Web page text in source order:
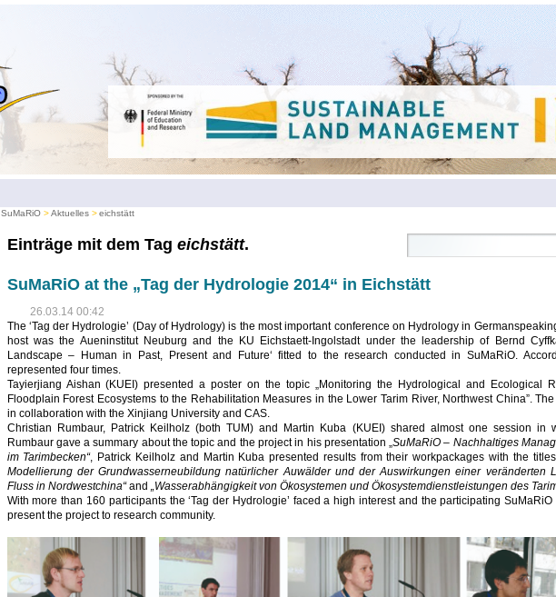
SuMaRiO Aktuelles eichstätt
Einträge mit dem Tag eichstätt.
SuMaRiO at the „Tag der Hydrologie 2014“ in Eichstätt
26.03.14 00:42
The ‘Tag der Hydrologie’ (Day of Hydrology) is the most important conference on Hydrology in
host was the Aueninstitut Neuburg and the KU Eichstaett-Ingolstadt under the leadership of Bernd
Landscape – Human in Past, Present and Future‘ fitted to the research conducted in SuMaRiO.
represented four times.
Tayierjiang Aishan (KUEI) presented a poster on the topic „Monitoring the Hydrological and Ecological
Floodplain Forest Ecosystems to the Rehabilitation Measures in the Lower Tarim River, Northwest China”.
in collaboration with the Xinjiang University and CAS.
Christian Rumbaur, Patrick Keilholz (both TUM) and Martin Kuba (KUEI) shared almost one session in
Rumbaur gave a summary about the topic and the project in his presentation „SuMaRiO – Nachhaltiges
im Tarimbecken“, Patrick Keilholz and Martin Kuba presented results from their workpackages with the titles
Modellierung der Grundwasserneubildung natürlicher Auwälder und der Auswirkungen einer veränderten
Fluss in Nordwestchina“and „Wasserabhängigkeit von Ökosystemen und Ökosystemdienstleistungen des
With more than 160 participants the ‘Tag der Hydrologie’ faced a high interest and the participating
present the project to research community.